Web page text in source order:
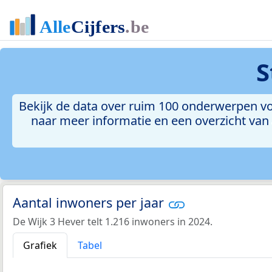
Bekijk de data over ruim 100 onderwerpen
naar meer informatie en een overzicht
Aantal inwoners per jaar
De Wijk 3 Hever telt 1.216 inwoners in 2024.
Grafiek
Tabel